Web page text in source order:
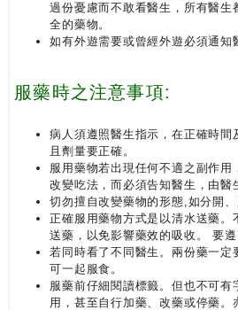
24
應
急
室
務
過份憂慮而不敢看醫生，所有醫生
全的藥物。
如有外遊需要或曾經外遊必須通知
服藥時之注意事項:
病人須遵照醫生指示，在正確時間
且劑量要正確。
服用藥物若出現任何不適之副作用
改變吃法，而必須告知醫生，由醫
切勿擅自改變藥物的形態,如分開
正確服用藥物方式是以清水送藥。
送藥，以免影響藥效的吸收。 要遵
若同時看了不同醫生。兩份藥一定
可一起服食。
服藥前仔細閱讀標籤。但也不可有
用，甚至自行加藥、改藥或停藥。